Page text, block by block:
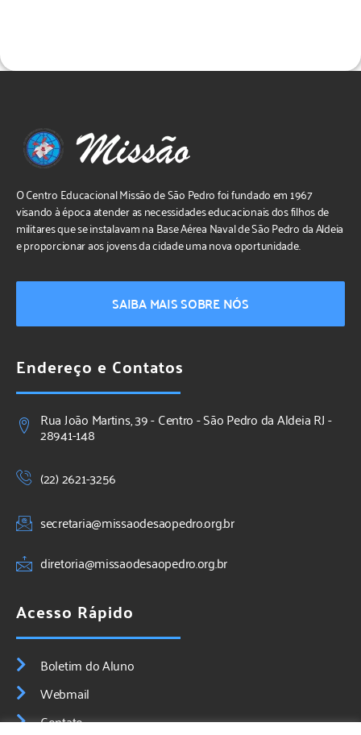
O Centro Educacional Missão de São Pedro foi fundado em 1967
visando à época atender as necessidades educacionais dos filhos de
militares que se instalavam na Base Aérea Naval de São Pedro da Aldeia
e proporcionar aos jovens da cidade uma nova oportunidade.
SAIBA MAIS SOBRE NÓS
Endereço e Contatos
Rua João Martins, 39 - Centro - São Pedro da Aldeia RJ -
28941-148
(22) 2621-3256
secretaria@missaodesaopedro.org.br
diretoria@missaodesaopedro.org.br
Acesso Rápido
Boletim do Aluno
Webmail
Contato